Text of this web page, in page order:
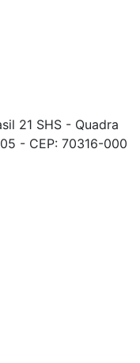
21 SHS - Quadra
- CEP: 70316-000